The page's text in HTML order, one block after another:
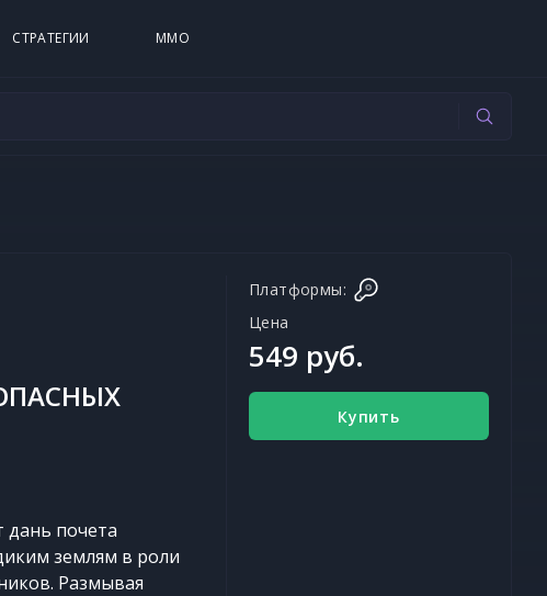
СТРАТЕГИИ MMO
дань почета
землям в роли
Размывая
Платформы:
Цена
549 руб.
Купить